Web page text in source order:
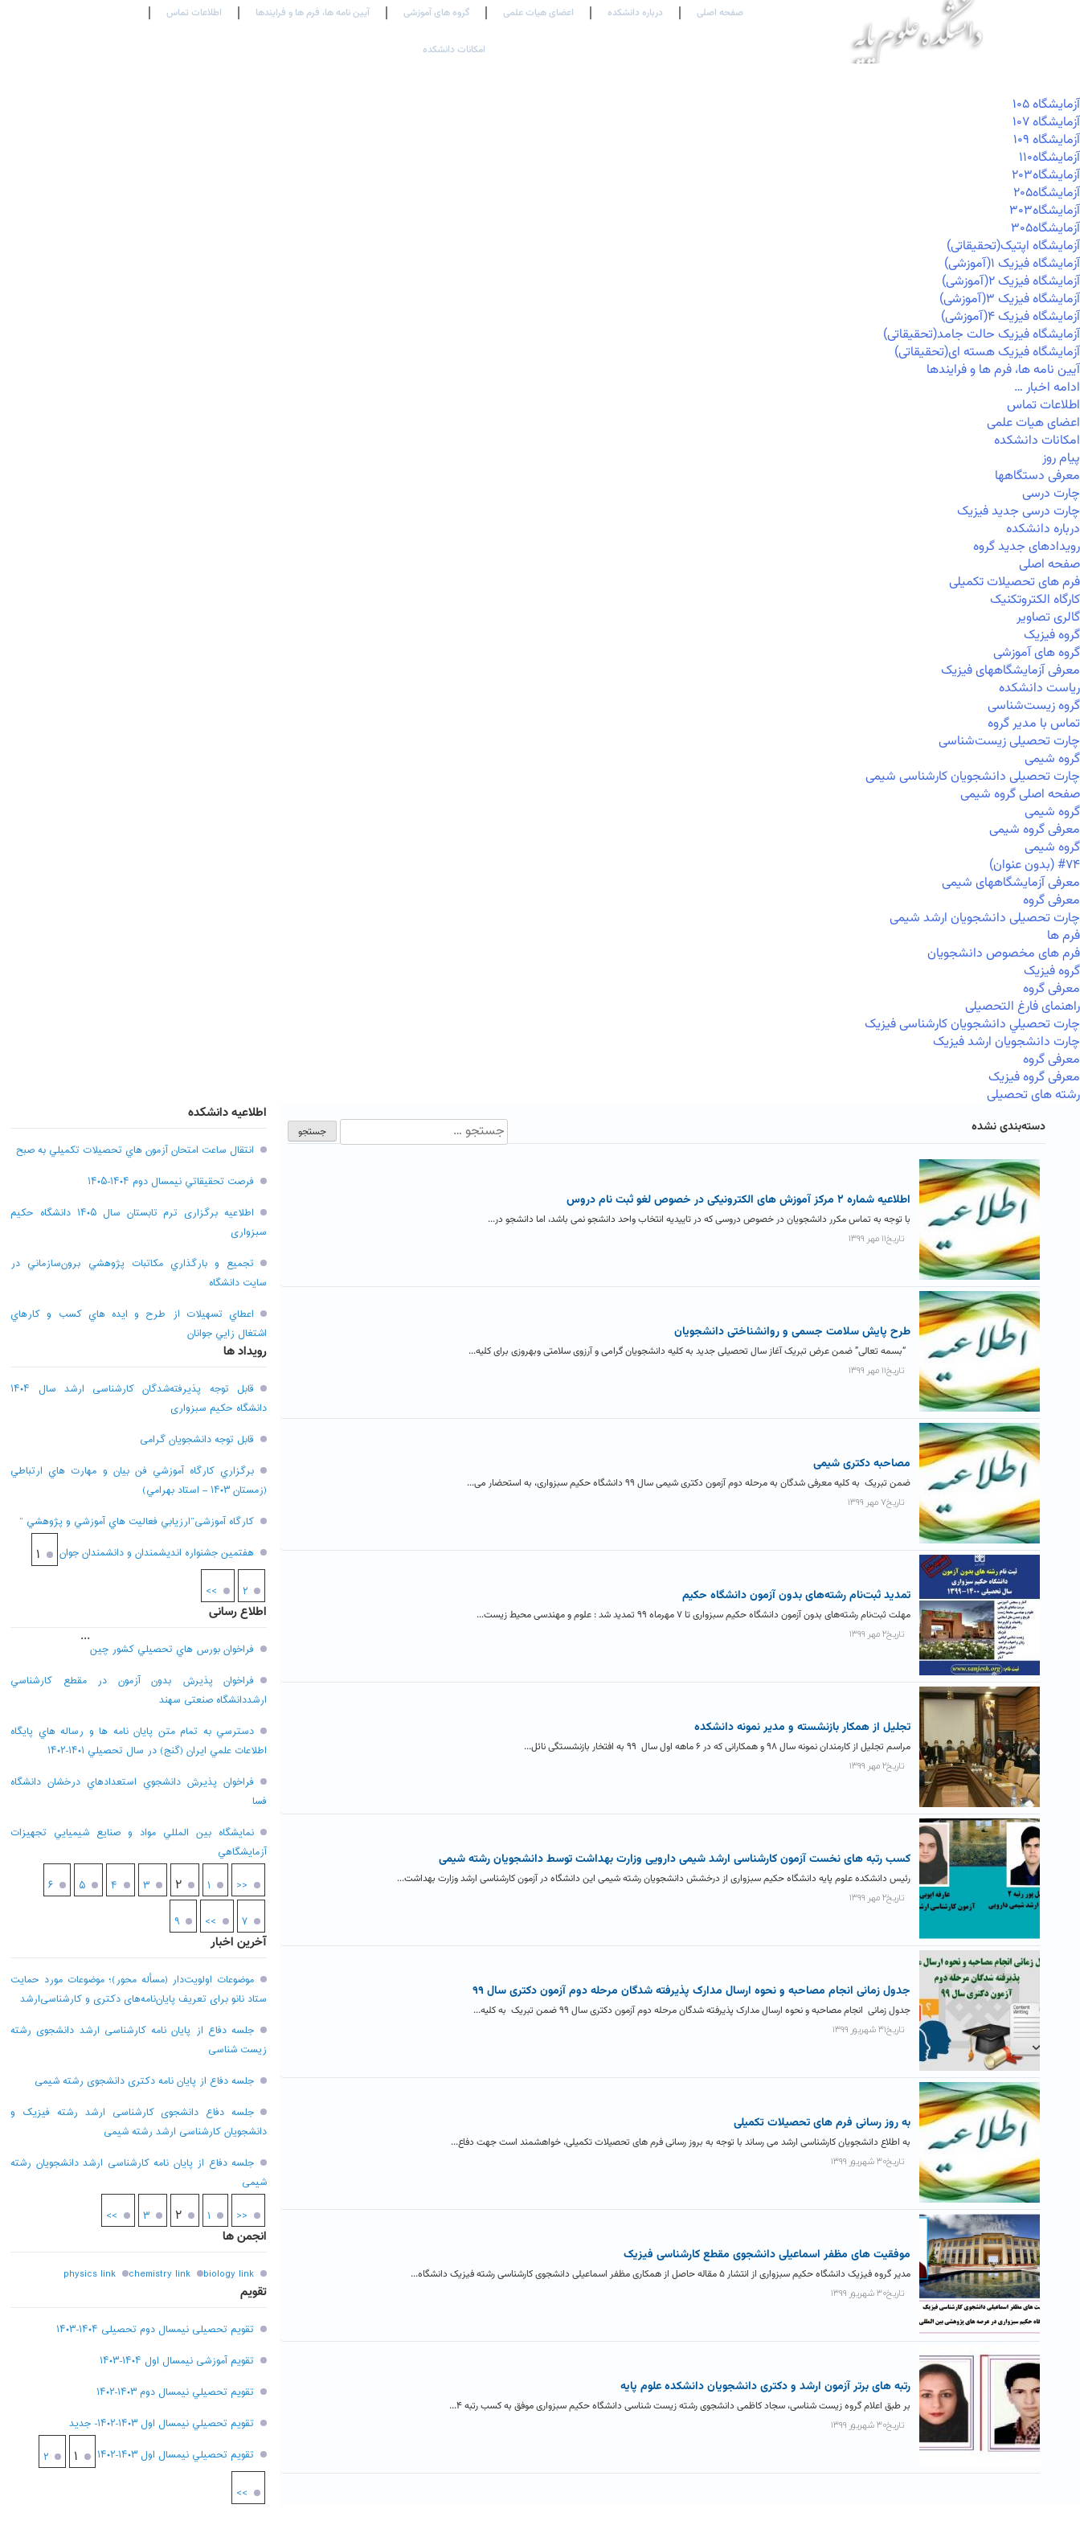
صفحه اصلی درباره دانشکده اعضای هیات علمی گروه های آموزشی آیین نامه ها، فرم ها و فرایندها اطلاعات تماس
امکانات دانشکده
آزمايشگاه ۱۰۵
آزمايشگاه ۱۰۷
آزمايشگاه ۱۰۹
آزمايشگاه۱۱۰
آزمايشگاه۲۰۳
آزمايشگاه۲۰۵
آزمايشگاه۳۰۳
آزمايشگاه۳۰۵
آزمایشگاه اپتیک(تحقیقاتی)
آزمایشگاه فیزیک ۱(آموزشی)
آزمایشگاه فیزیک ۲(آموزشی)
آزمایشگاه فیزیک ۳(آموزشی)
آزمایشگاه فیزیک ۴(آموزشی)
آزمایشگاه فیزیک حالت جامد(تحقیقاتی)
آزمایشگاه فیزیک هسته ای(تحقیقاتی)
آیین نامه ها، فرم ها و فرایندها
ادامه اخبار …
اطلاعات تماس
اعضای هیات علمی
امکانات دانشکده
پیام روز
معرفی دستگاهها
چارت درسی
چارت درسی جدید فیزیک
درباره دانشکده
رویدادهای جدید گروه
صفحه اصلی
فرم های تحصیلات تکمیلی
کارگاه الکتروتکنیک
گالری تصاویر
گروه فیزیک
گروه های آموزشی
معرفی آزمایشگاههای فیزیک
ریاست دانشکده
گروه زیست‌شناسی
تماس با مدیر گروه
چارت تحصیلی زیست‌شناسی
گروه شیمی
چارت تحصیلی دانشجویان کارشناسی شیمی
صفحه اصلی گروه شیمی
گروه شیمی
معرفی گروه شیمی
گروه شیمی
#۷۴ (بدون عنوان)
معرفی آزمایشگاههای شیمی
معرفی گروه
چارت تحصیلی دانشجویان ارشد شیمی
فرم ها
فرم های مخصوص دانشجویان
گروه فیزیک
معرفی گروه
راهنمای فارغ التحصیلی
چارت تحصيلي دانشجویان کارشناسی فیزیک
چارت دانشجویان ارشد فیزیک
معرفی گروه
معرفی گروه فیزیک
رشته های تحصیلی
دسته‌بندی نشده
اطلاعیه شماره ۲ مرکز آموزش های الکترونیکی در خصوص لغو ثبت نام دروس
با توجه به تماس مکرر دانشجویان در خصوص دروسی که در تاییدیه انتخاب واحد دانشجو نمی باشد، اما دانشجو در...
تاریخ۱۱ مهر ۱۳۹۹
طرح پایش سلامت جسمی و روانشناختی دانشجویان
“بسمه تعالی” ضمن عرض تبریک آغاز سال تحصیلی جدید به کلیه دانشجویان گرامی و آرزوی سلامتی وبهروزی برای کلیه...
تاریخ۱۱ مهر ۱۳۹۹
مصاحبه دکتری شیمی
ضمن تبریک به کلیه معرفی شدگان به مرحله دوم آزمون دکتری شیمی سال ۹۹ دانشگاه حکیم سبزواری، به استحضار می...
تاریخ۷ مهر ۱۳۹۹
تمدید ثبت‌نام رشته‌های بدون آزمون دانشگاه حکیم
مهلت ثبت‌نام رشته‌های بدون آزمون دانشگاه حکیم سبزواری تا ۷ مهرماه ۹۹ تمدید شد : علوم و مهندسی محیط زیست...
تاریخ۲ مهر ۱۳۹۹
تجلیل از همکار بازنشسته و مدیر نمونه دانشکده
مراسم تجلیل از کارمندان نمونه سال ۹۸ و همکارانی که در ۶ ماهه اول سال ۹۹ به افتخار بازنشستگی نائل...
تاریخ۲ مهر ۱۳۹۹
کسب رتبه های نخست آزمون کارشناسی ارشد شیمی دارویی وزارت بهداشت توسط دانشجویان رشته شیمی
رئیس دانشکده علوم پایه دانشگاه حکیم سبزواری از درخشش دانشجویان رشته شیمی این دانشگاه در آزمون کارشناسی ارشد وزارت بهداشت...
تاریخ۲ مهر ۱۳۹۹
جدول زمانی انجام مصاحبه و نحوه ارسال مدارک پذیرفته شدگان مرحله دوم آزمون دکتری سال ۹۹
جدول زمانی انجام مصاحبه و نحوه ارسال مدارک پذیرفته شدگان مرحله دوم آزمون دکتری سال ۹۹ ضمن تبریک به کلیه...
تاریخ۳۱ شهریور ۱۳۹۹
به روز رسانی فرم های تحصیلات تکمیلی
به اطلاع دانشجویان کارشناسی ارشد می رساند با توجه به بروز رسانی فرم های تحصیلات تکمیلی، خواهشمند است جهت دفاع...
تاریخ۳۰ شهریور ۱۳۹۹
موفقیت های مظفر اسماعیلی دانشجوی مقطع کارشناسی فیزیک
مدیر گروه فیزیک دانشگاه حکیم سبزواری از انتشار ۵ مقاله حاصل از همکاری مظفر اسماعیلی دانشجوی کارشناسی رشته فیزیک دانشگاه...
تاریخ۳۰ شهریور ۱۳۹۹
رتبه های برتر آزمون ارشد و دکتری دانشجویان دانشکده علوم پایه
بر طبق اعلام گروه زیست شناسی، سجاد کاظمی دانشجوی رشته زیست شناسی دانشگاه حکیم سبزواری موفق به کسب رتبه ۴...
تاریخ۳۰ شهریور ۱۳۹۹
اطلاعیه دانشکده
انتقال ساعت امتحان آزمون هاي تحصيلات تکميلي به صبح
فرصت تحقيقاتي نیمسال دوم ۱۴۰۴-۱۴۰۵
اطلاعیه برگزاری ترم تابستان سال ۱۴۰۵ دانشگاه حکیم
سبزواری
تجميع و بارگذاري مکاتبات پژوهشي برون‌سازماني در
سايت دانشگاه
اعطاي تسهيلات از طرح و ايده هاي کسب و کارهاي
اشتغال زايي جوانان
رویداد ها
قابل توجه پذیرفته‌شدگان کارشناسی ارشد سال ۱۴۰۴
دانشگاه حکیم سبزواری
قابل توجه دانشجویان گرامی
برگزاري کارگاه آموزشي فن بيان و مهارت هاي ارتباطي
(زمستان ۱۴۰۳ – استاد بهرامي)
کارگاه آموزشی”ارزيابي فعاليت هاي آموزشي و پژوهشي “
هفتمين جشنواره انديشمندان و دانشمندان جوان
۱
۲ >>
اطلاع رسانی
فراخوان بورس هاي تحصيلي کشور چين
فراخوان پذيرش بدون آزمون در مقطع کارشناسي
ارشددانشگاه صنعتی سهند
دسترسي به تمام متن پايان نامه ها و رساله هاي پايگاه
اطلاعات علمي ايران (گنج) در سال تحصيلي ۱۴۰۱-۱۴۰۲
فراخوان پذيرش دانشجوي استعدادهاي درخشان دانشگاه
فسا
نمايشگاه بين المللي مواد و صنايع شيميايي تجهيزات
آزمايشگاهي
<< ۱ ۲ ۳ ۴ ۵ ۶
۷
...
۹ >>
آخرین اخبار
موضوعات اولویت‌دار (مسأله محور)؛ موضوعات مورد حمایت
ستاد نانو برای تعریف پایان‌نامه‌های دکتری و کارشناسی‌ارشد
جلسه دفاع از پایان نامه کارشناسی ارشد دانشجوی رشته
زیست شناسی
جلسه دفاع از پایان نامه دکتری دانشجوی رشته شیمی
جلسه دفاع دانشجوی کارشناسی ارشد رشته فیزیک و
دانشجویان کارشناسی ارشد رشته شیمی
جلسه دفاع از پایان نامه کارشناسی ارشد دانشجویان رشته
شیمی
<< ۱ ۲ ۳ >>
انجمن ها
biology link
chemistry link
physics link
تقویم
تقویم تحصیلی نیمسال دوم تحصیلی ۱۴۰۴-۱۴۰۳
تقویم آموزشی نیمسال اول ۱۴۰۴-۱۴۰۳
تقويم تحصيلي نيمسال دوم ۱۴۰۳-۱۴۰۲
تقويم تحصيلي نيمسال اول ۱۴۰۳-۱۴۰۲- جديد
تقويم تحصيلي نيمسال اول ۱۴۰۳-۱۴۰۲
۱ ۲
>>